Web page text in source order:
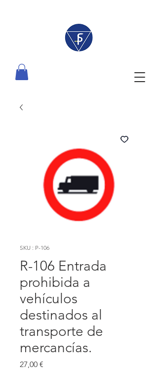
SKU : P-106
R-106 Entrada
prohibida a
vehículos
destinados al
transporte de
mercancías.
27,00 €